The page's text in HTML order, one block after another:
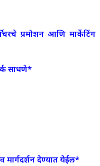
प्रमोशन आणि मार्केटिंग
साधणे*
मार्गदर्शन देण्यात येईल*